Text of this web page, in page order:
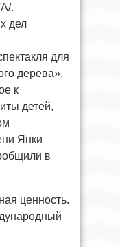
.
дел
для
дерева».
к
детей,
Янки
в
ценность.